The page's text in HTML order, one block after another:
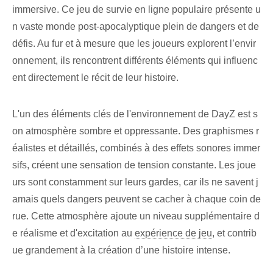
immersive. Ce jeu de survie en ligne populaire présente u
n vaste monde post-apocalyptique plein de dangers et de
défis. Au fur et à mesure que les joueurs explorent l’envir
onnement, ils rencontrent différents éléments qui influenc
ent directement le récit de leur histoire.
L'un des éléments clés de l'environnement de DayZ est s
on atmosphère sombre et oppressante. Des graphismes r
éalistes et détaillés, combinés à des effets sonores immer
sifs, créent une sensation de tension constante. Les joue
urs sont constamment sur leurs gardes, car ils ne savent j
amais quels dangers peuvent se cacher à chaque coin de
rue. Cette atmosphère ajoute un niveau supplémentaire d
e réalisme et d'excitation au expérience de jeu, et contrib
ue grandement à la création d’une histoire intense.